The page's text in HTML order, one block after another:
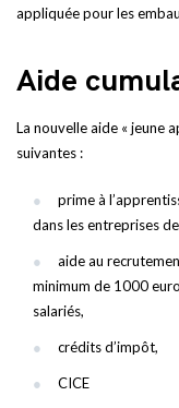
appliquée pour les
Aide
La nouvelle aide « jeune
suivantes :
prime à
dans les entreprises
aide au
minimum de 1000
salariés,
crédits d’impôt,
CICE